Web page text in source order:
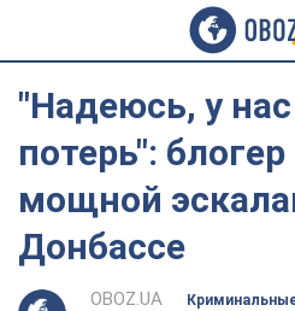
"Надеюсь, у
потерь":
мощной
Донбассе
OBOZ.UA